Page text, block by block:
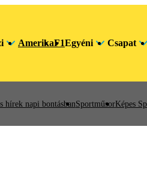
AmerikaF1Egyéni Csapat
hírek napi bontásbanSportműsorKépes